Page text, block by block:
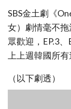
SBS金土劇《
女）劇情毫不
眾歡迎，EP.3
上上週韓國所有
（以下劇透）